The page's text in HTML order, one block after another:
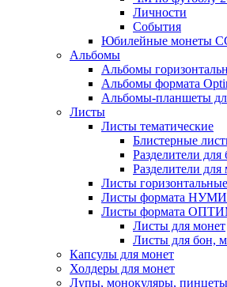
Личности
События
Юбилейные монеты
Альбомы
Альбомы
Альбомы формата
Альбомы-планшеты
Листы
Листы тематические
Блистерные
Разделители для
Разделители для
Листы горизонтальные
Листы формата
Листы формата
Листы для монет
Листы для бон,
Капсулы для монет
Холдеры для монет
Лупы, монокуляры, пинцеты